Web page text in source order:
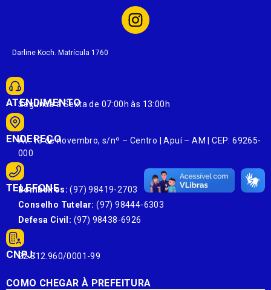
Darline Koch. Matrícula 1760
ATENDIMENTO
Segunda à Sexta de 07:00h às 13:00h
ENDEREÇO
Av. 13 de novembro, s/nº – Centro | Apuí – AM | CEP: 69265-
000
TELEFONE
Bombeiros: (97) 98419-2703
Conselho Tutelar: (97) 98444-6303
Defesa Civil: (97) 98438-6926
CNPJ:
22.812.960/0001-99
COMO CHEGAR À PREFEITURA